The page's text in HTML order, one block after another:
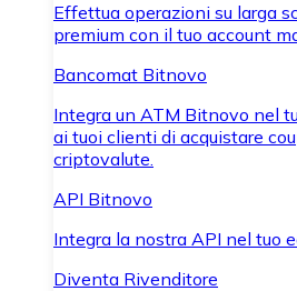
Effettua operazioni su larga
premium con il tuo account
Bancomat Bitnovo
Integra un ATM Bitnovo nel
ai tuoi clienti di acquistare
criptovalute.
API Bitnovo
Integra la nostra API nel tuo
Diventa Rivenditore